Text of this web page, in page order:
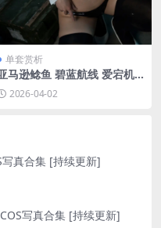
单套赏析
马逊鲶鱼 碧蓝航线 爱宕机
车[10P-147.5M]
2026-04-02
写真合集 [持续更新]
写真合集 [持续更新]